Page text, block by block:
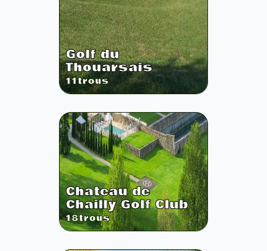
Golf du
Thouarsais
11trous
Chateau de
Chailly Golf Club
18trous